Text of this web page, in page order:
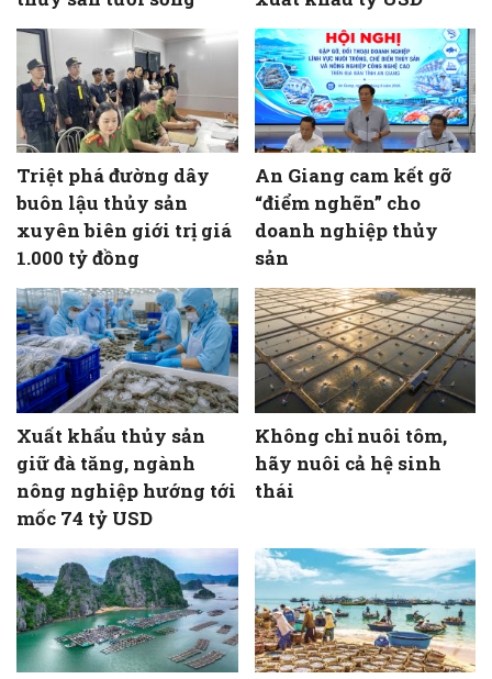
Triệt phá đường dây
buôn lậu thủy sản
xuyên biên giới trị giá
1.000 tỷ đồng
An Giang cam kết gỡ
“điểm nghẽn” cho
doanh nghiệp thủy
sản
Xuất khẩu thủy sản
giữ đà tăng, ngành
nông nghiệp hướng tới
mốc 74 tỷ USD
Không chỉ nuôi tôm,
hãy nuôi cả hệ sinh
thái